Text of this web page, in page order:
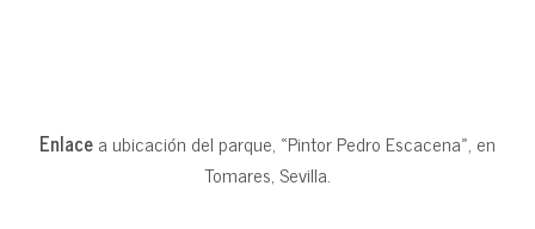
Enlacea ubicación del parque, «Pintor Pedro Escacena», en
Tomares, Sevilla.